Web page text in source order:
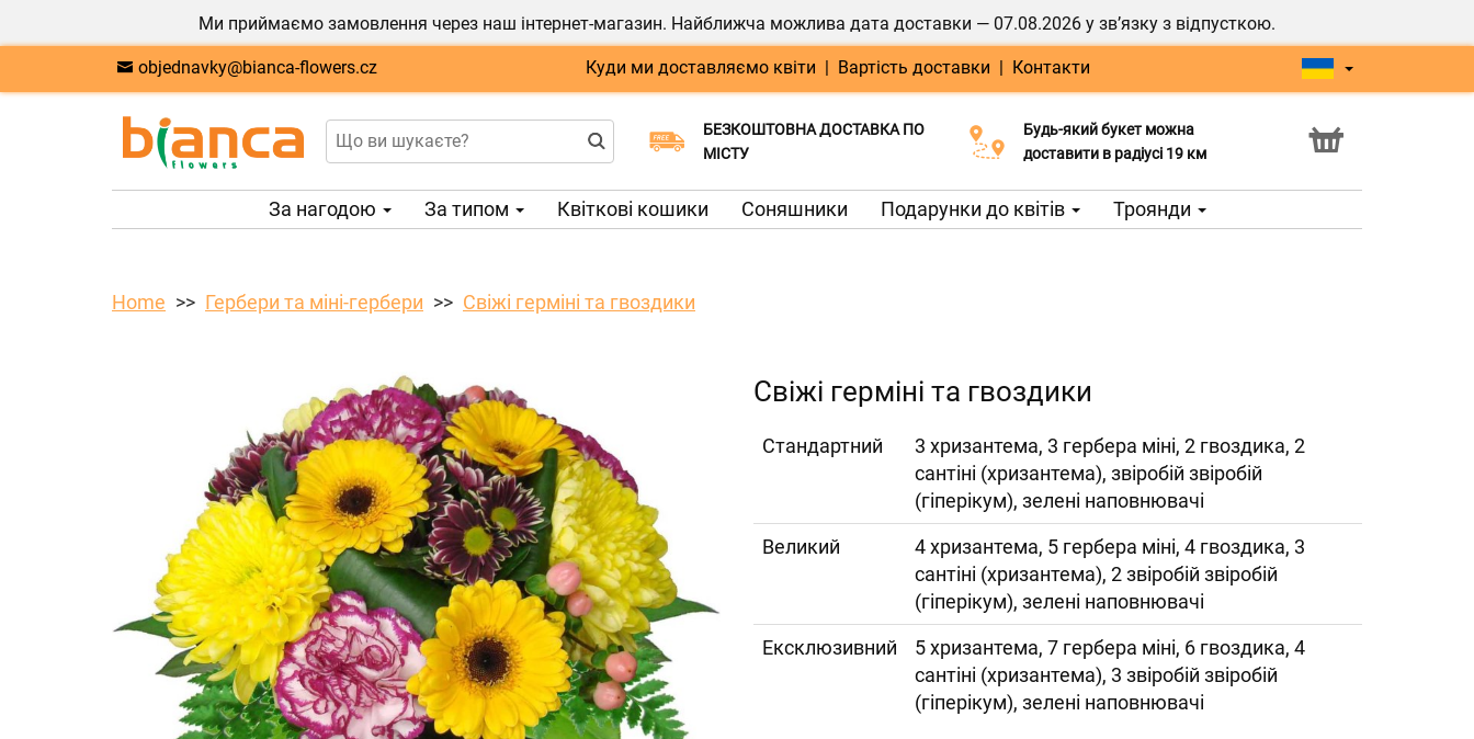
Ми приймаємо замовлення через наш інтернет-магазин. Найближча можлива дата доставки — 07.08.2026 у зв’язку з відпусткою.
objednavky@bianca-flowers.cz Куди ми доставляємо квіти | Вартість доставки | Контакти
БЕЗКОШТОВНА ДОСТАВКА ПО
МІСТУ
Виберіть дату доставки
Будь-який букет можна
доставити в радіусі 19 км
Послуга Click & Collect
За нагодою За типом Квіткові кошики Соняшники Подарунки до квітів Троянди
Home Гербери та міні-гербери Свіжі герміні та гвоздики
Свіжі герміні та гвоздики
Cтандартний
3 хризантема, 3 гербера міні, 2 гвоздика, 2
сантіні (хризантема), звіробій звіробій
(гіперікум), зелені наповнювачі
Великий
4 хризантема, 5 гербера міні, 4 гвоздика, 3
сантіні (хризантема), 2 звіробій звіробій
(гіперікум), зелені наповнювачі
Ексклюзивний
5 хризантема, 7 гербера міні, 6 гвоздика, 4
сантіні (хризантема), 3 звіробій звіробій
(гіперікум), зелені наповнювачі